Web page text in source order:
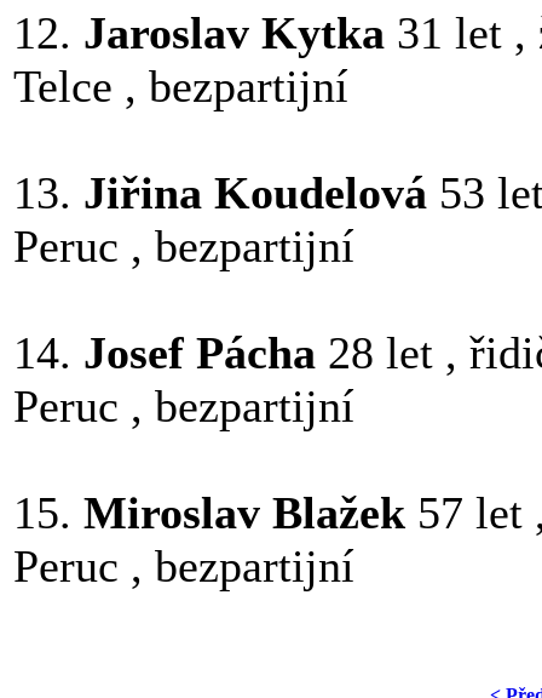
12. Jaroslav Kytka 31 let ,
Telce , bezpartijní
13. Jiřina Koudelová 53
Peruc , bezpartijní
14. Josef Pácha 28 let ,
Peruc , bezpartijní
15. Miroslav Blažek 57 let
Peruc , bezpartijní